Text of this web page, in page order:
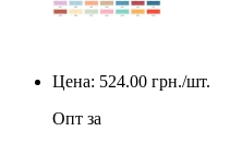
Цена: 524.00 грн./шт.
Опт за